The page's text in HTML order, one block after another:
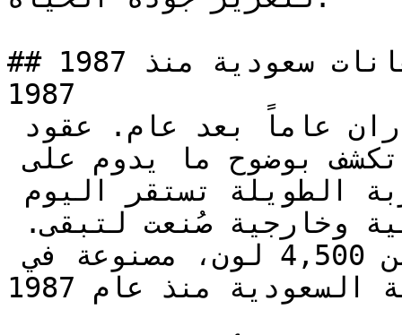
## دهانات سعودية منذ 1987@else Saudi Paints Since
1987
من التفاعل مع مناخ المملكة تكشف بوضوح ما يدوم على
أكثر من 50 منتجاً وأكثر من 4,500 لون، مصنوعة في
المملكة العربية السعودية منذ عام 1987.